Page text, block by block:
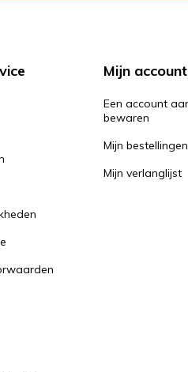
Mijn account
Een account
bewaren
Mijn bestellingen
Mijn verlanglijst